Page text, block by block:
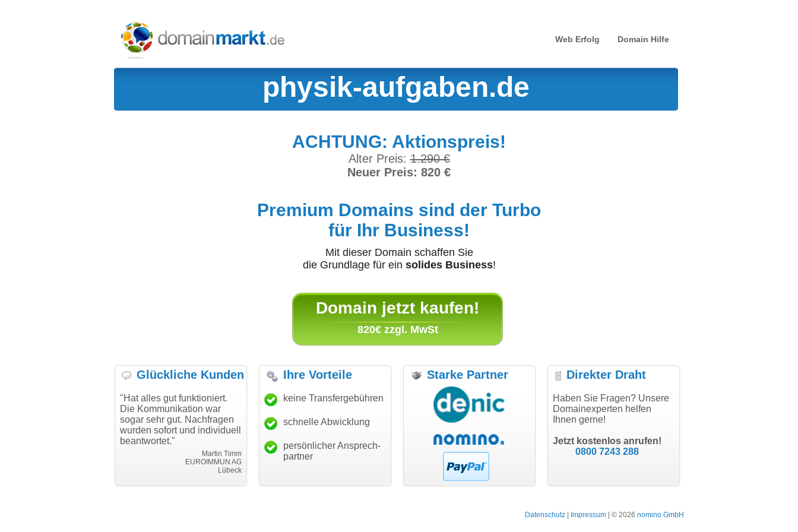
Web Erfolg Domain Hilfe
physik-aufgaben.de
ACHTUNG: Aktionspreis!
Alter Preis:1.290 €
Neuer Preis: 820 €
Premium Domains sind der Turbo
für Ihr Business!
Mit dieser Domain schaffen Sie
die Grundlage für ein solides Business!
Domain jetzt kaufen!
820€ zzgl. MwSt
Glückliche Kunden
"Hat alles gut funktioniert.
Die Kommunikation war
sogar sehr gut. Nachfragen
wurden sofort und individuell
beantwortet."
Martin Timm
EUROIMMUN AG
Lübeck
"Danke für den schnellen
Transfer und guten Service!"
Thomas Schäfer
i can eckert communication GmbH
"Ich bin dankbar, meine
Wunschdomain gefunden zu
haben. Die Domain passt für
hundertprozentig."
Janina Köck
Leben im Einklang
leben-im-einklang.de
Köln
"Super Abwicklung, vielen
modern software GbR
Landau an der Isar
"Vielen Dank für den
AuthCode - hat alles prima
Ihre Vorteile
keine Transfergebühren
schnelle Abwicklung
persönlicher Ansprech-
partner
Starke Partner Direkter Draht
Haben Sie Fragen? Unsere
Domainexperten helfen
Ihnen gerne!
Jetzt kostenlos anrufen!
0800 7243 288
Datenschutz Impressum | © 2026 nomino GmbH